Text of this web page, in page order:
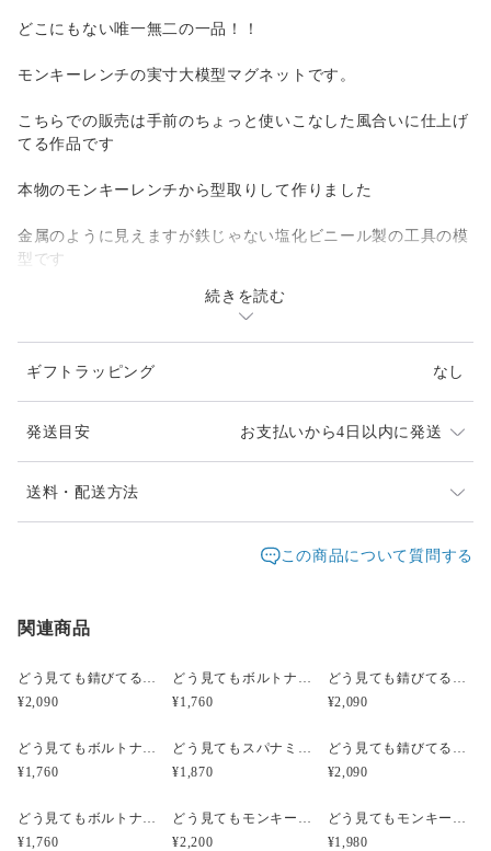
どこにもない唯一無二の一品！！
モンキーレンチの実寸大模型マグネットです。
こちらでの販売は手前のちょっと使いこなした風合いに仕上げ
てる作品です
本物のモンキーレンチから型取りして作りました
金属のように見えますが鉄じゃない塩化ビニール製の工具の模
型です
どこからどうみても工具にしか見えませんよ
工具好きな貴方や機械いじりが好きなあの方へのプレゼントに
最適な一品です！
素材は塩化ビニールですので、軽くて柔らかいです。
サイズ㍉（本体の直径ｘ厚み（マグネットは別））150ｘ
【商品の重さ】約26g
【写真の説明】
・１枚目：斜め横から見た写真
・２枚目：表面写真
・4枚目：シルバー色のバージョンもあります
こちらでの販売は奥の汚れた風合いの作品です
続きを読む
ギフトラッピング なし
発送目安 お支払いから4日以内に発送
通常は平日営業で土日祝日は休みです。
追跡サービスあり。
名をいただきます。
送料・配送方法
レターパックプラス
宅急便（ヤマト） ○／○ 地域別 ¥0〜
この商品について質問する
関連商品
どう見ても錆びてるボルトナットのピアス（立体模型）☆ぺケ鉄TOOL☆リアルな工具模型のピアス
¥2,090
どう見てもボルトナットのピアス（立体模型）☆ぺケ鉄TOOL☆リアルな工具模型のピアス
¥1,760
どう見ても錆びてるボルトナットのキーホルダー【SABI】（立体模型）☆ぺケ鉄TOOL☆リアルな工具模型のキーホルダー
¥2,090
どう見てもボルトナットのキーホルダー【無限ネジネジ】（立体模型）☆ぺケ鉄TOOL☆リアルな工具模型のキーホルダー
¥1,760
どう見てもスパナミニS67のピアス【シルバー】（立体模型）☆ぺケ鉄TOOL☆リアルな工具模型のピアス
¥1,870
どう見ても錆びてるボルトナットのイヤリング（立体模型）☆ぺケ鉄TOOL☆リアルな工具模型のイヤリング
¥2,090
どう見てもボルトナットのイヤリング（立体模型）☆ぺケ鉄TOOL☆リアルな工具模型のイヤリング
¥1,760
どう見てもモンキーレンチのヘアクリップ【汚れ】（立体模型）☆ぺケ鉄TOOL☆リアルな工具模型のヘアクリップ
¥2,200
どう見てもモンキーレンチのヘアクリップ【シルバー】（立体模型）☆ぺケ鉄TOOL☆リアルな工具模型のヘアクリップ
¥1,980